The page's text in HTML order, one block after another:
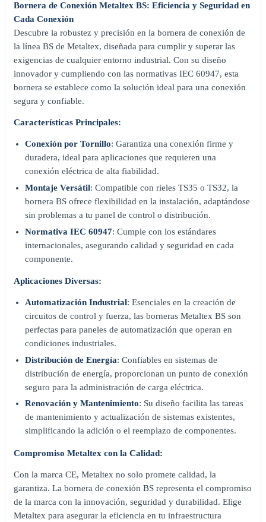
Bornera de Conexión Metaltex BS: Eficiencia y Seguridad en
Cada Conexión
Descubre la robustez y precisión en la bornera de conexión de
la línea BS de Metaltex, diseñada para cumplir y superar las
exigencias de cualquier entorno industrial. Con su diseño
innovador y cumpliendo con las normativas IEC 60947, esta
bornera se establece como la solución ideal para una conexión
segura y confiable.
Características Principales:
Conexión por Tornillo: Garantiza una conexión firme y
duradera, ideal para aplicaciones que requieren una
conexión eléctrica de alta fiabilidad.
Montaje Versátil: Compatible con rieles TS35 o TS32, la
bornera BS ofrece flexibilidad en la instalación, adaptándose
sin problemas a tu panel de control o distribución.
Normativa IEC 60947: Cumple con los estándares
internacionales, asegurando calidad y seguridad en cada
componente.
Aplicaciones Diversas:
Automatización Industrial: Esenciales en la creación de
circuitos de control y fuerza, las borneras Metaltex BS son
perfectas para paneles de automatización que operan en
condiciones industriales.
Distribución de Energía: Confiables en sistemas de
distribución de energía, proporcionan un punto de conexión
seguro para la administración de carga eléctrica.
Renovación y Mantenimiento: Su diseño facilita las tareas
de mantenimiento y actualización de sistemas existentes,
simplificando la adición o el reemplazo de componentes.
Compromiso Metaltex con la Calidad:
Con la marca CE, Metaltex no solo promete calidad, la
garantiza. La bornera de conexión BS representa el compromiso
de la marca con la innovación, seguridad y durabilidad. Elige
Metaltex para asegurar la eficiencia en tu infraestructura